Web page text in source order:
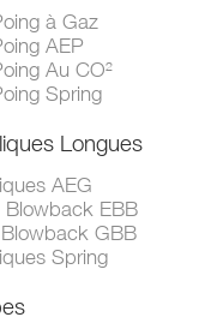
à Gaz
AEP
Au CO²
Spring
Longues
AEG
Blowback EBB
GBB
Spring